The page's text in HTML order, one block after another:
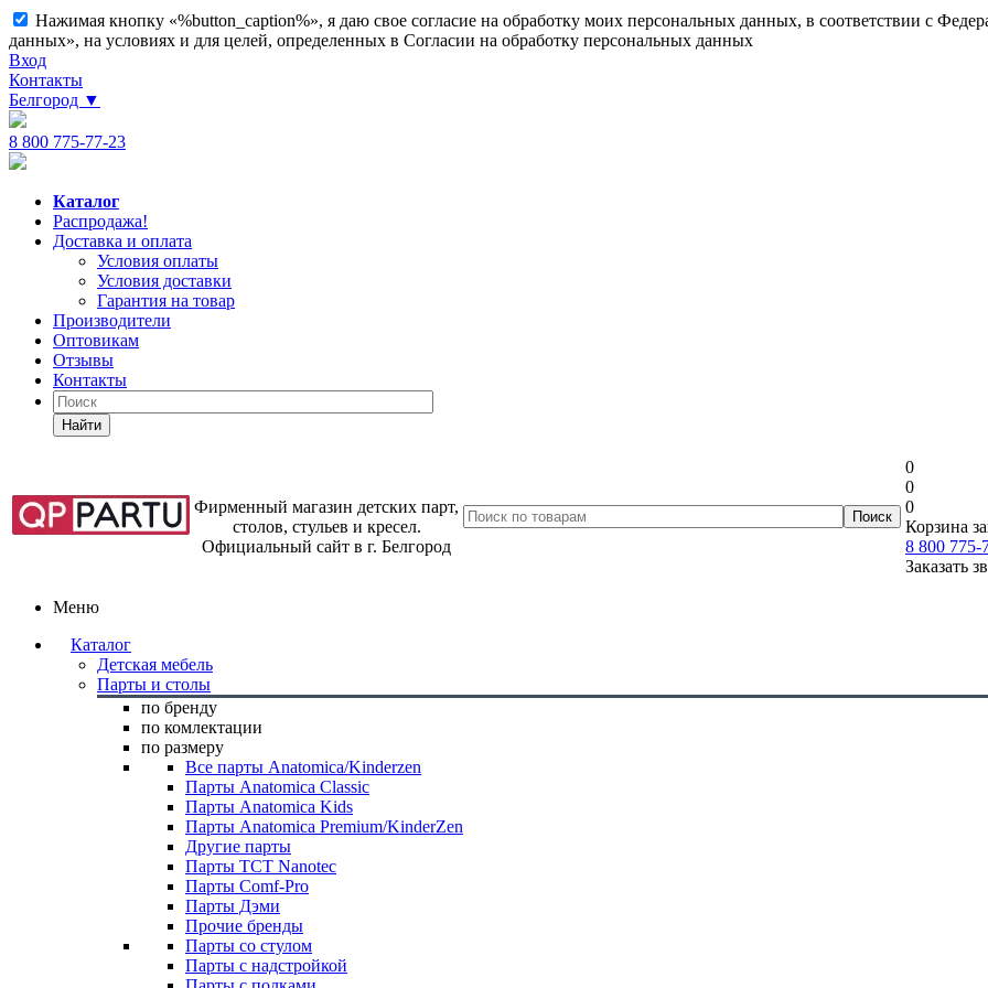
Нажимая кнопку «%button_caption%», я даю свое согласие на обработку моих персональных данных, в соответствии с
данных», на условиях и для целей, определенных в Согласии на обработку персональных данных
Вход
Контакты
Белгород ▼
8 800 775-77-23
Каталог
Распродажа!
Доставка и оплата
Условия оплаты
Условия доставки
Гарантия на товар
Производители
Оптовикам
Отзывы
Контакты
Найти
Фирменный магазин детских парт,
столов, стульев и кресел.
Официальный сайт в г. Белгород
0
0
0
Корзина
8 800 775-
Заказать
Меню
Каталог
Детская мебель
Парты и столы
по бренду
по комлектации
по размеру
Все парты Anatomica/Kinderzen
Парты Anatomica Classic
Парты Anatomica Kids
Парты Anatomica Premium/KinderZen
Другие парты
Парты TCT Nanotec
Парты Comf-Pro
Парты Дэми
Прочие бренды
Парты со стулом
Парты с надстройкой